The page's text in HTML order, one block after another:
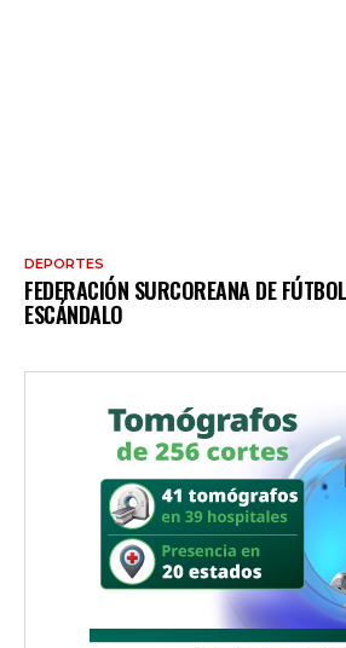
DEPORTES
FEDERACIÓN SURCOREANA DE
ESCÁNDALO